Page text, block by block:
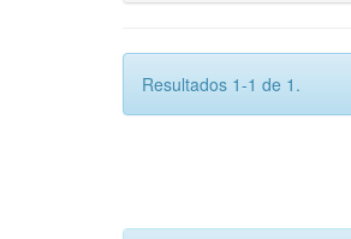
Resultados 1-1 de 1.